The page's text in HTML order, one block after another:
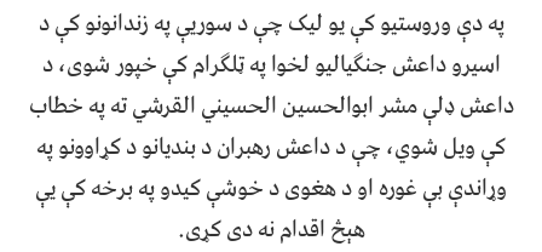
په دې وروستیو کې یو لیک چې د سوریې په زندانونو کې د
اسيرو داعش جنګیالیو لخوا په ټلګرام کې خپور شوی، د
داعش ډلې مشر ابوالحسین الحسیني القرشي ته په خطاب
کې ویل شوي، چې د داعش رهبران د بندیانو د کړاوونو په
وړاندې بې غوره او د هغوی د خوشې کیدو په برخه کې یې
هېڅ اقدام نه دی کړی.